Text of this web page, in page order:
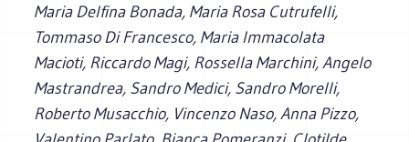
Maria Delfina Bonada, Maria Rosa Cutrufelli,
Tommaso Di Francesco, Maria Immacolata
Macioti, Riccardo Magi, Rossella Marchini, Angelo
Mastrandrea, Sandro Medici, Sandro Morelli,
Roberto Musacchio, Vincenzo Naso, Anna Pizzo,